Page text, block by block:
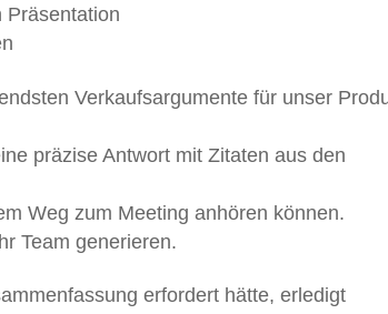
Präsentation
Verkaufsargumente für unser
präzise Antwort mit Zitaten aus den
Weg zum Meeting anhören können.
Team generieren.
erfordert hätte, erledigt